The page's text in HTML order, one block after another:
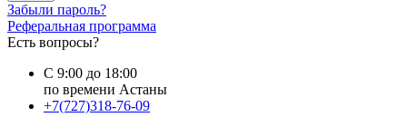
Забыли пароль?
Реферальная программа
Есть вопросы?
С 9:00 до 18:00
по времени Астаны
+7(727)318-76-09